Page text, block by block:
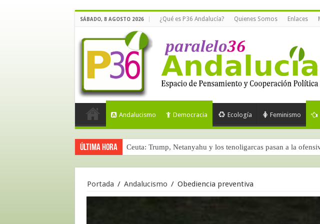
SÁBADO, 8 AGOSTO 2026 ¿Qué es P36 Andalucía? Quienes Somos Enlaces
Andalucismo Democracia Ecología Feminismo
Última hora Ceuta: Trump, Netanyahu y los tenoligarcas pasan a la
Portada / Andalucismo / Obediencia preventiva